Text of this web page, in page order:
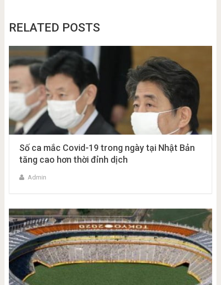
RELATED POSTS
Số ca mắc Covid-19 trong ngày tại Nhật Bản
tăng cao hơn thời đỉnh dịch
Admin